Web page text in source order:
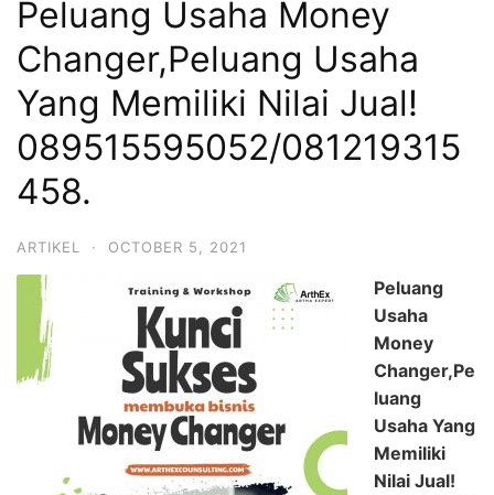
Peluang Usaha Money
Changer,Peluang Usaha
Yang Memiliki Nilai Jual!
089515595052/081219315
458.
ARTIKEL · OCTOBER 5, 2021
Peluang
Usaha
Money
Changer,Pe
luang
Usaha Yang
Memiliki
Nilai Jual!